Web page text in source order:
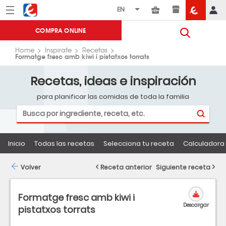
Menú Eroski
COMPRA ONLINE
Home Inspirate Recetas
Formatge fresc amb kiwi i pistatxos torrats
Recetas, ideas e inspiración
para planificar las comidas de toda la familia
Inicio Todas las recetas Selecciona tu receta
Formatge fresc amb kiwi i
pistatxos torrats
Descargar
Volver Receta anterior Siguiente receta